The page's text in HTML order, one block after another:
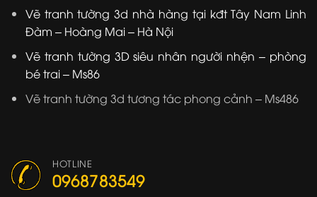
Vẽ tranh tường 3d nhà hàng tại kđt Tây Nam Linh
Đàm – Hoàng Mai – Hà Nội
Vẽ tranh tường 3D siêu nhân người nhện – phòng
bé trai – Ms86
Vẽ tranh tường 3d tương tác phong cảnh – Ms486
HOTLINE
0968783549